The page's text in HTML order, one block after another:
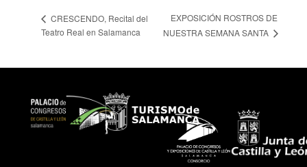
CRESCENDO, Recital del
Teatro Real en Salamanca
EXPOSICIÓN ROSTROS DE
NUESTRA SEMANA SANTA